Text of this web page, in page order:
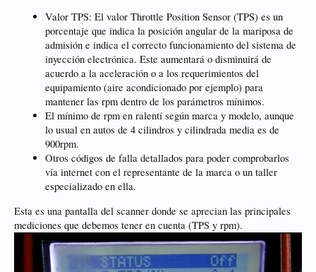
Valor TPS: El valor Throttle Position Sensor (TPS) es un
porcentaje que indica la posición angular de la mariposa de
admisión e indica el correcto funcionamiento del sistema de
inyección electrónica. Este aumentará o disminuirá de
acuerdo a la aceleración o a los requerimientos del
equipamiento (aire acondicionado por ejemplo) para
mantener las rpm dentro de los parámetros mínimos.
El mínimo de rpm en ralentí según marca y modelo, aunque
lo usual en autos de 4 cilindros y cilindrada media es de
900rpm.
Otros códigos de falla detallados para poder comprobarlos
vía internet con el representante de la marca o un taller
especializado en ella.
Esta es una pantalla del scanner donde se aprecian las principales
mediciones que debemos tener en cuenta (TPS y rpm).